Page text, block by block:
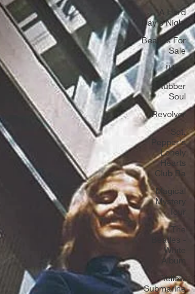
A Hard
Day's Night
Beatles For
Sale
Help!
Rubber
Soul
Revolver
Sgt.
Pepper's
Lonely
Hearts
Club Ba
Magical
Mystery
Tour
The
Beatles -
White
Album
Yellow
Submarine